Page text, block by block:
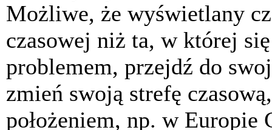
Możliwe, że wyświetlany
czasowej niż ta, w której
problemem, przejdź do
zmień swoją strefę
położeniem, np. w Europie